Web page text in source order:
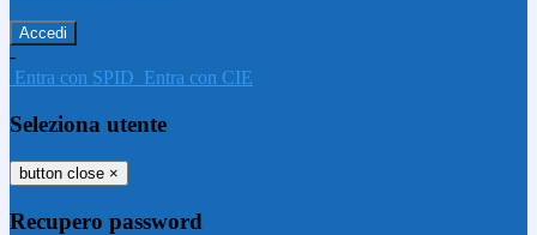
-
Entra con SPID Entra con CIE
Seleziona utente
button close ×
Recupero password